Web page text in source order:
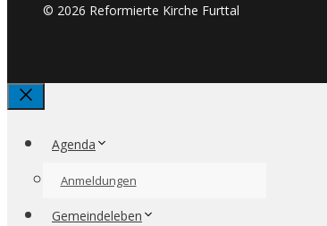
© 2026 Reformierte Kirche Furttal
Schliessen
Agenda
Anmeldungen
Gemeindeleben